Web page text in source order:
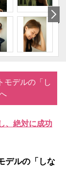
モデルの「し
、絶対に成功
デルの「しな